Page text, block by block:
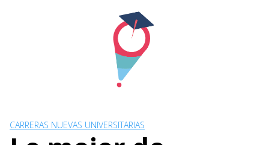
CARRERAS NUEVAS UNIVERSITARIAS